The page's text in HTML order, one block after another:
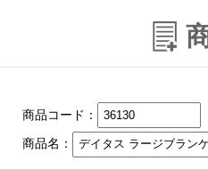
商品コード：
商品名：